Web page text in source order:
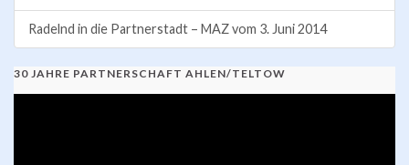
Radelnd in die Partnerstadt – MAZ vom 3. Juni 2014
30 JAHRE PARTNERSCHAFT AHLEN/TELTOW